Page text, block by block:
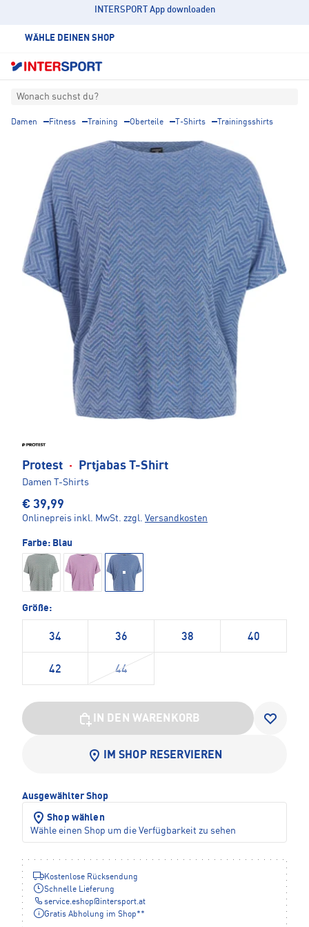
INTERSPORT App downloaden
WÄHLE DEINEN SHOP
Wonach suchst du?
Damen Fitness Training Oberteile T-Shirts Trainingsshirts
Protest · Prtjabas T-Shirt
Damen T-Shirts
€ 39,99
Onlinepreis inkl. MwSt. zzgl. Versandkosten
Farbe: Blau
Größe:
34 36 38 40
42 44
IN DEN WARENKORB
IM SHOP RESERVIEREN
Ausgewählter Shop
Shop wählen
Wähle einen Shop um die Verfügbarkeit zu sehen
Kostenlose Rücksendung
Schnelle Lieferung
service.eshop@ intersport.at
Gratis Abholung im Shop**